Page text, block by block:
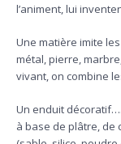
l’animent, lui
Une matière imite
métal, pierre,
vivant, on combine
Un enduit
à base de plâtre, de